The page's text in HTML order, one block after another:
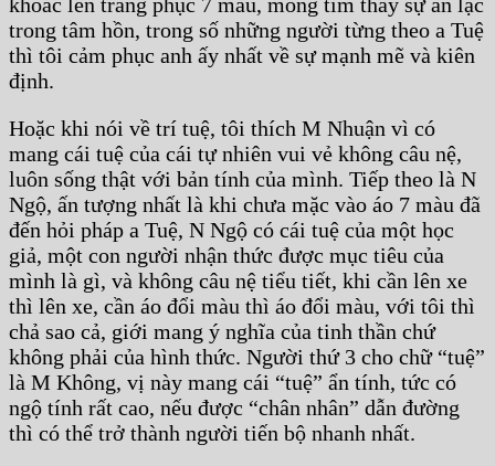
trong tâm hồn, trong số những người từng theo a Tuệ
thì tôi cảm phục anh ấy nhất về sự mạnh mẽ và kiên
định.
Hoặc khi nói về trí tuệ, tôi thích M Nhuận vì có
mang cái tuệ của cái tự nhiên vui vẻ không câu nệ,
luôn sống thật với bản tính của mình. Tiếp theo là N
Ngộ, ấn tượng nhất là khi chưa mặc vào áo 7 màu đã
đến hỏi pháp a Tuệ, N Ngộ có cái tuệ của một học
giả, một con người nhận thức được mục tiêu của
mình là gì, và không câu nệ tiểu tiết, khi cần lên xe
thì lên xe, cần áo đổi màu thì áo đổi màu, với tôi thì
chả sao cả, giới mang ý nghĩa của tinh thần chứ
không phải của hình thức. Người thứ 3 cho chữ “tuệ”
là M Không, vị này mang cái “tuệ” ẩn tính, tức có
ngộ tính rất cao, nếu được “chân nhân” dẫn đường
thì có thể trở thành người tiến bộ nhanh nhất.